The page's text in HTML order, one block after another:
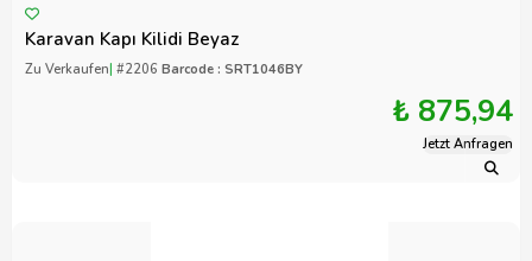
Karavan Kapı Kilidi Beyaz
Zu Verkaufen| #2206 Barcode : SRT1046BY
₺ 875,94
Jetzt Anfragen